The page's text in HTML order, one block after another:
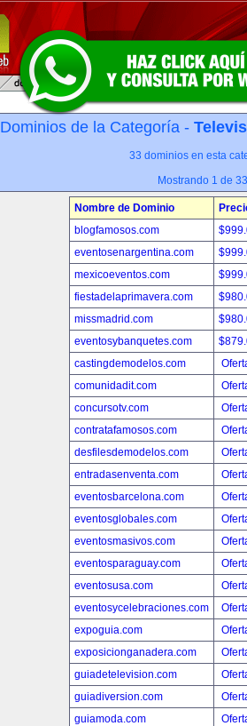
Dominios de la Categoría -
33 dominios en esta
Mostrando 1 de 33
Nombre de Dominio
blogfamosos.com
eventosenargentina.com
mexicoeventos.com
fiestadelaprimavera.com
missmadrid.com
eventosybanquetes.com
castingdemodelos.com
comunidadit.com
concursotv.com
contratafamosos.com
desfilesdemodelos.com
entradasenventa.com
eventosbarcelona.com
eventosglobales.com
eventosmasivos.com
eventosparaguay.com
eventosusa.com
eventosycelebraciones.com
expoguia.com
exposicionganadera.com
guiadetelevision.com
guiadiversion.com
guiamoda.com